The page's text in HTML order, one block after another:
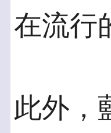
在流行
此外，